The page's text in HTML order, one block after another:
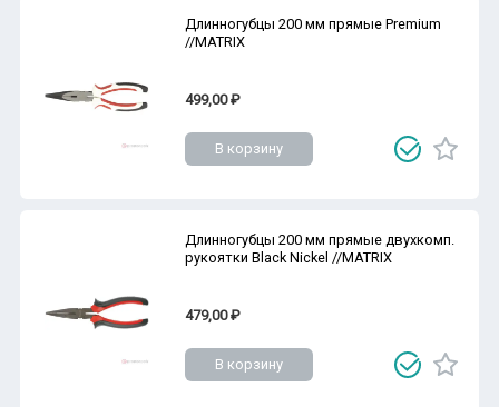
Длинногубцы 200 мм прямые Premium
//MATRIX
499,00 ₽
В корзину
Длинногубцы 200 мм прямые двухкомп.
рукоятки Black Nickel //MATRIX
479,00 ₽
В корзину